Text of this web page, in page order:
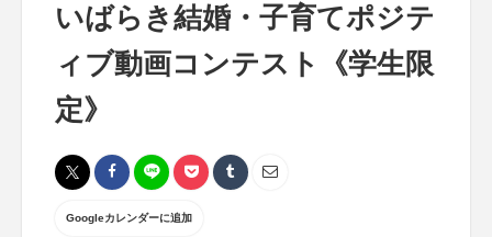
いばらき結婚・子育てポジテ
ィブ動画コンテスト《学生限
定》
Googleカレンダーに追加